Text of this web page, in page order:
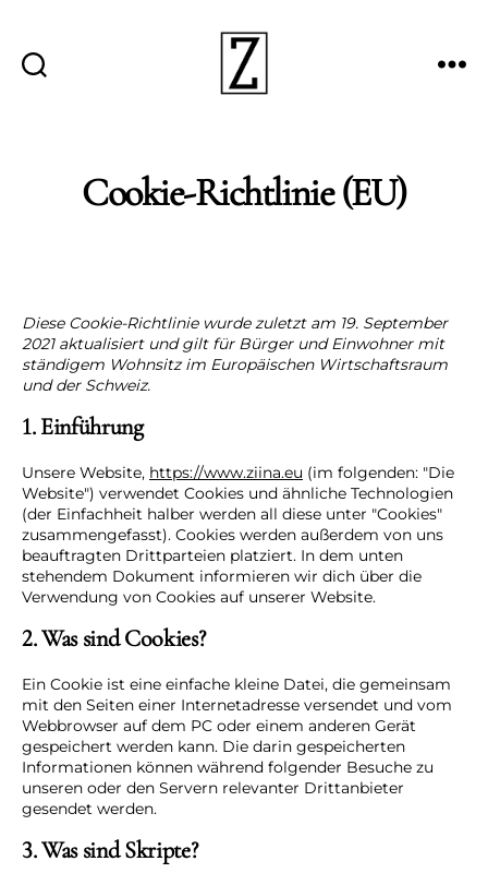
Cookie-Richtlinie (EU)
Diese Cookie-Richtlinie wurde zuletzt am 19. September
2021 aktualisiert und gilt für Bürger und Einwohner mit
ständigem Wohnsitz im Europäischen Wirtschaftsraum
und der Schweiz.
1. Einführung
Unsere Website, https://www.ziina.eu (im folgenden: "Die
Website") verwendet Cookies und ähnliche Technologien
(der Einfachheit halber werden all diese unter "Cookies"
zusammengefasst). Cookies werden außerdem von uns
beauftragten Drittparteien platziert. In dem unten
stehendem Dokument informieren wir dich über die
Verwendung von Cookies auf unserer Website.
2. Was sind Cookies?
Ein Cookie ist eine einfache kleine Datei, die gemeinsam
mit den Seiten einer Internetadresse versendet und vom
Webbrowser auf dem PC oder einem anderen Gerät
gespeichert werden kann. Die darin gespeicherten
Informationen können während folgender Besuche zu
unseren oder den Servern relevanter Drittanbieter
gesendet werden.
3. Was sind Skripte?